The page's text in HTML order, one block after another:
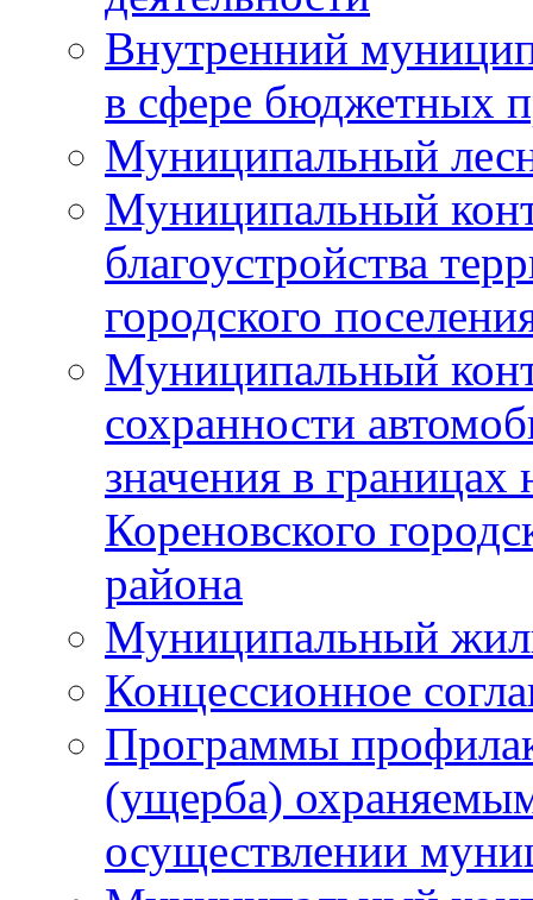
Внутренний
в сфере бюджетных
Муниципальный
Муниципальный
благоустройства
городского
Муниципальный
сохранности
значения в
Кореновского
района
Муниципальный
Концессионное
Программы
(ущерба)
осуществлении